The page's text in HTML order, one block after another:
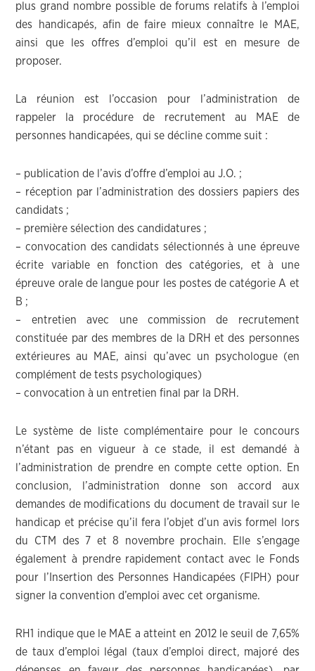
plus grand nombre possible de forums relatifs à l’emploi
des handicapés, afin de faire mieux connaître le MAE,
ainsi que les offres d’emploi qu’il est en mesure de
proposer.
La réunion est l’occasion pour l’administration de
rappeler la procédure de recrutement au MAE de
personnes handicapées, qui se décline comme suit :
– publication de l’avis d’offre d’emploi au J.O. ;
– réception par l’administration des dossiers papiers des
candidats ;
– première sélection des candidatures ;
– convocation des candidats sélectionnés à une épreuve
écrite variable en fonction des catégories, et à une
épreuve orale de langue pour les postes de catégorie A et
B ;
– entretien avec une commission de recrutement
constituée par des membres de la DRH et des personnes
extérieures au MAE, ainsi qu’avec un psychologue (en
complément de tests psychologiques)
– convocation à un entretien final par la DRH.
Le système de liste complémentaire pour le concours
n’étant pas en vigueur à ce stade, il est demandé à
l’administration de prendre en compte cette option. En
conclusion, l’administration donne son accord aux
demandes de modifications du document de travail sur le
handicap et précise qu’il fera l’objet d’un avis formel lors
du CTM des 7 et 8 novembre prochain. Elle s’engage
également à prendre rapidement contact avec le Fonds
pour l’Insertion des Personnes Handicapées (FIPH) pour
signer la convention d’emploi avec cet organisme.
RH1 indique que le MAE a atteint en 2012 le seuil de 7,65%
de taux d’emploi légal (taux d’emploi direct, majoré des